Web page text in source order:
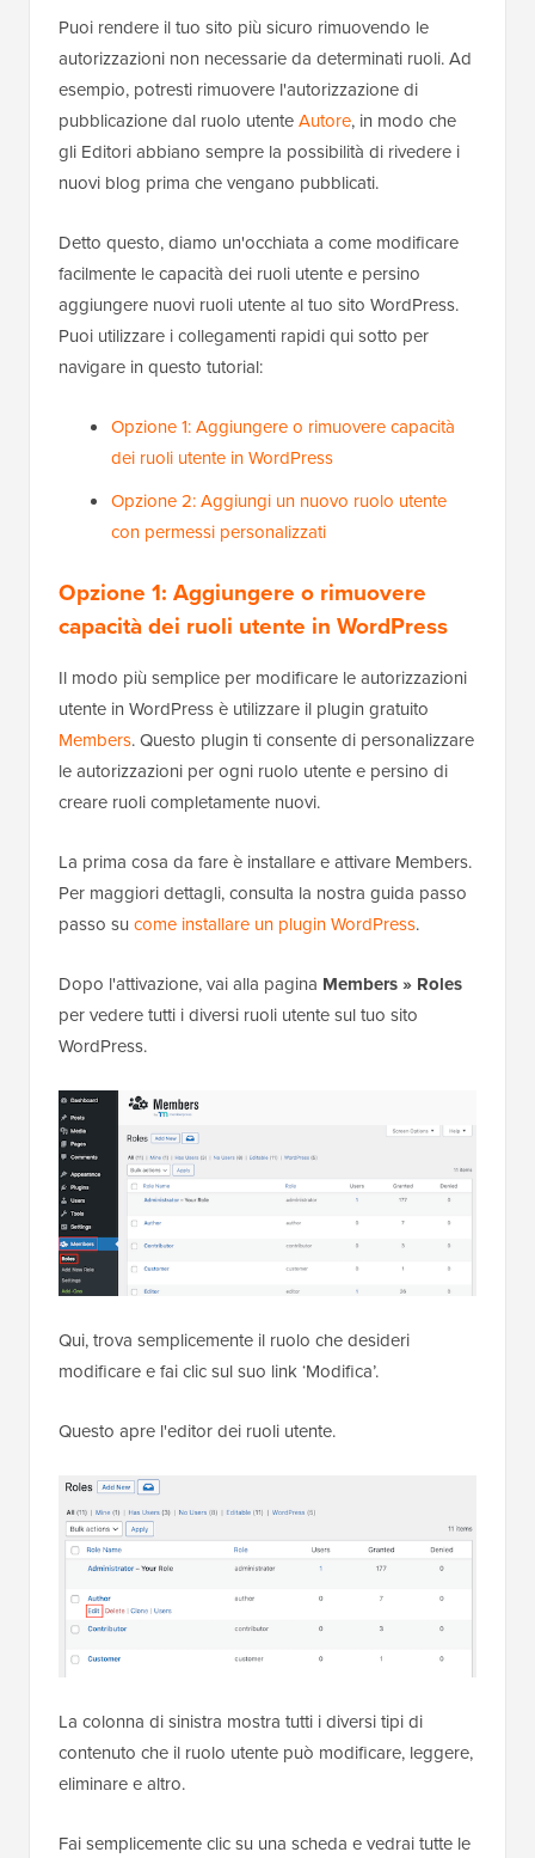
Puoi rendere il tuo sito più sicuro rimuovendo le
autorizzazioni non necessarie da determinati ruoli. Ad
esempio, potresti rimuovere l'autorizzazione di
pubblicazione dal ruolo utenteAutore, in modo che
gli Editori abbiano sempre la possibilità di rivedere i
nuovi blog prima che vengano pubblicati.
Detto questo, diamo un'occhiata a come modificare
facilmente le capacità dei ruoli utente e persino
aggiungere nuovi ruoli utente al tuo sito WordPress.
Puoi utilizzare i collegamenti rapidi qui sotto per
navigare in questo tutorial:
Opzione 1: Aggiungere o rimuovere capacità
dei ruoli utente in WordPress
Opzione 2: Aggiungi un nuovo ruolo utente
con permessi personalizzati
Opzione 1: Aggiungere o rimuovere
capacità dei ruoli utente in WordPress
Il modo più semplice per modificare le autorizzazioni
utente in WordPress è utilizzare il plugin gratuito
Members. Questo plugin ti consente di personalizzare
le autorizzazioni per ogni ruolo utente e persino di
creare ruoli completamente nuovi.
La prima cosa da fare è installare e attivare Members.
Per maggiori dettagli, consulta la nostra guida passo
passo su come installare un plugin WordPress.
Dopo l'attivazione, vai alla pagina Members » Roles
per vedere tutti i diversi ruoli utente sul tuo sito
WordPress.
Qui, trova semplicemente il ruolo che desideri
modificare e fai clic sul suo link ‘Modifica’.
Questo apre l'editor dei ruoli utente.
La colonna di sinistra mostra tutti i diversi tipi di
contenuto che il ruolo utente può modificare, leggere,
eliminare e altro.
Fai semplicemente clic su una scheda e vedrai tutte le